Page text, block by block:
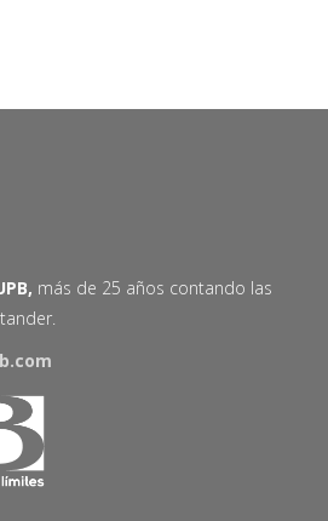
más de 25 años contando las